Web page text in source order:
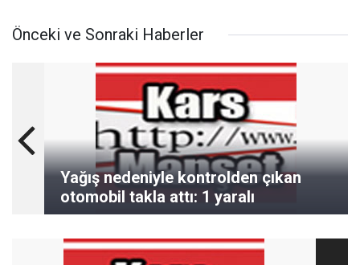
Önceki ve Sonraki Haberler
Yağış nedeniyle kontrolden çıkan
otomobil takla attı: 1 yaralı